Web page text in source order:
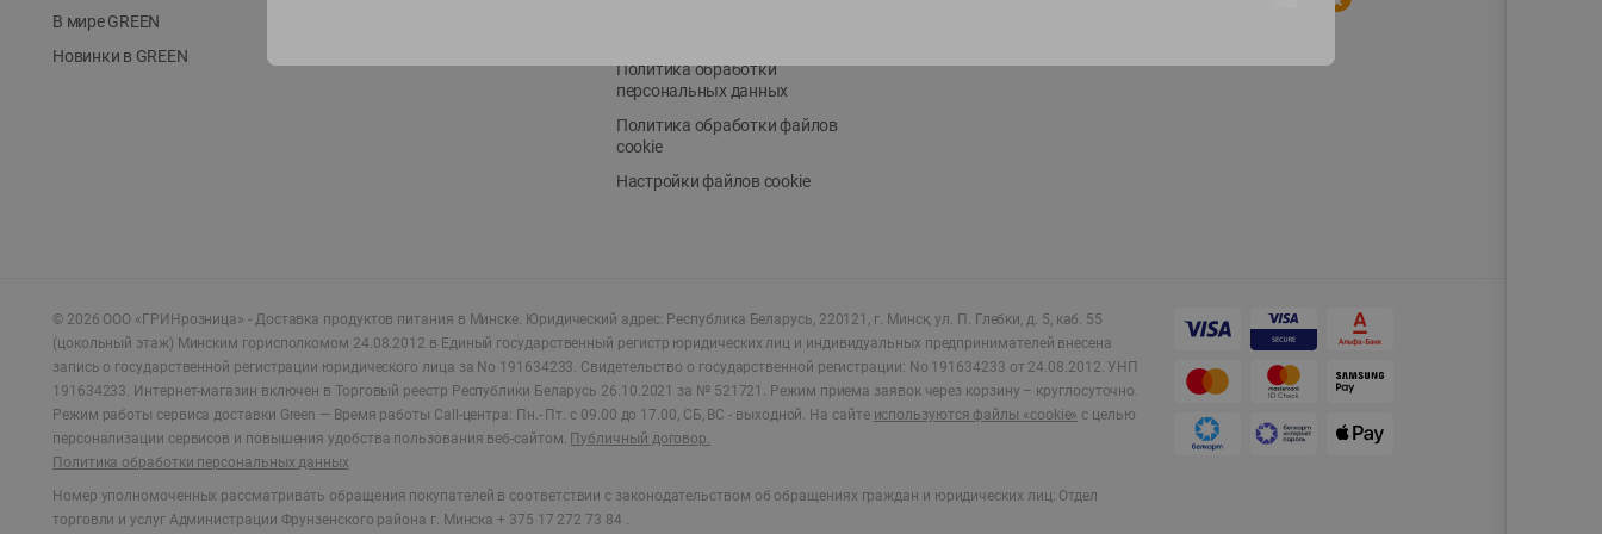
В мире GREEN
Новинки в GREEN
Политика обработки
персональных данных
Политика обработки файлов
cookie
Настройки файлов cookie
© 2026 ООО «ГРИНрозница» - Доставка продуктов питания в Минске. Юридический адрес: Республика Беларусь, 220121, г. Минск, ул. П. Глебки, д. 5, каб. 55
(цокольный этаж) Минским горисполкомом 24.08.2012 в Единый государственный регистр юридических лиц и индивидуальных предпринимателей внесена
запись о государственной регистрации юридического лица за No 191634233. Свидетельство о государственной регистрации: No 191634233 от 24.08.2012. УНП
191634233. Интернет-магазин включен в Торговый реестр Республики Беларусь 26.10.2021 за № 521721. Режим приема заявок через корзину – круглосуточно.
Режим работы сервиса доставки Green — Время работы Call-центра: Пн.- Пт. с 09.00 до 17.00, СБ, ВС - выходной. На сайте используются файлы «cookie» с целью
персонализации сервисов и повышения удобства пользования веб-сайтом. Публичный договор.
Политика обработки персональных данных
Номер уполномоченных рассматривать обращения покупателей в соответствии с законодательством об обращениях граждан и юридических лиц: Отдел
торговли и услуг Администрации Фрунзенского района г. Минска + 375 17 272 73 84 .